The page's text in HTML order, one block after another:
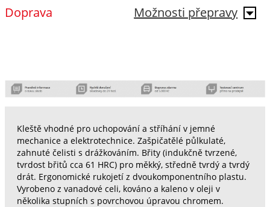
Možnosti přepravy
Doprava
Kleště vhodné pro uchopování a stříhání v jemné
mechanice a elektrotechnice. Zašpičatělé půlkulaté,
zahnuté čelisti s drážkováním. Břity (indukčně tvrzené,
tvrdost břitů cca 61 HRC) pro měkký, středně tvrdý a tvrdý
drát. Ergonomické rukojetí z dvoukomponentního plastu.
Vyrobeno z vanadové celi, kováno a kaleno v oleji v
několika stupních s povrchovou úpravou chromem.